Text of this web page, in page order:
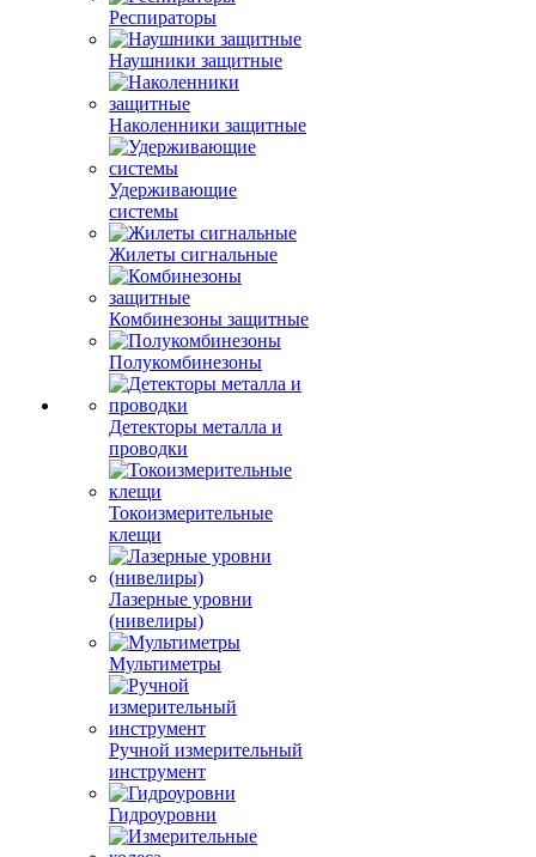
Респираторы
Наушники защитные
Наколенники защитные
Удерживающие
системы
Жилеты сигнальные
Комбинезоны защитные
Полукомбинезоны
Детекторы металла и
проводки
Токоизмерительные
клещи
Лазерные уровни
(нивелиры)
Мультиметры
Ручной измерительный
инструмент
Гидроуровни